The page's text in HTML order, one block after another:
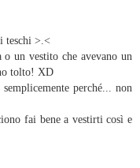
teschi >.<
un vestito che avevano un
tolto! XD
perché... non
fai bene a vestirti così e